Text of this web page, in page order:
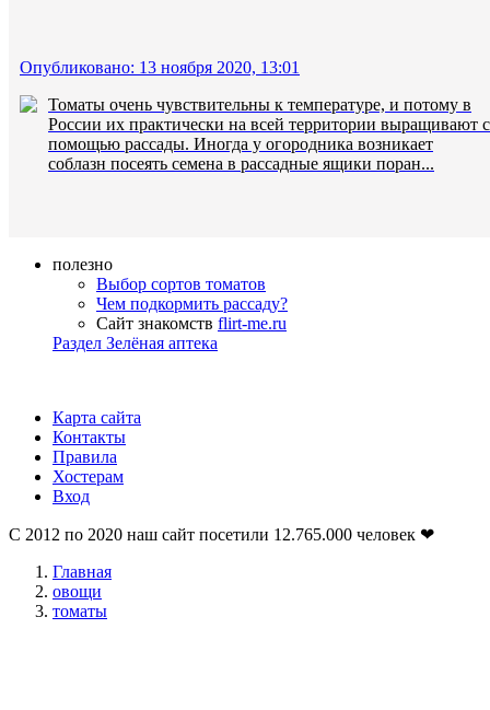
Опубликовано: 13 ноября 2020, 13:01
Томаты очень чувствительны к температуре, и потому в
России их практически на всей территории выращивают с
помощью рассады. Иногда у огородника возникает
соблазн посеять семена в рассадные ящики поран...
полезно
Выбор сортов томатов
Чем подкормить рассаду?
Сайт знакомств flirt-me.ru
Раздел Зелёная аптека
Карта сайта
Контакты
Правила
Хостерам
Вход
С 2012 по 2020 наш сайт посетили 12.765.000 человек ❤
Главная
овощи
томаты